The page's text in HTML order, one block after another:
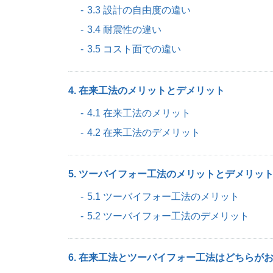
3.3 設計の自由度の違い
3.4 耐震性の違い
3.5 コスト面での違い
4. 在来工法のメリットとデメリット
4.1 在来工法のメリット
4.2 在来工法のデメリット
5. ツーバイフォー工法のメリットとデメリット
5.1 ツーバイフォー工法のメリット
5.2 ツーバイフォー工法のデメリット
6. 在来工法とツーバイフォー工法はどちらが